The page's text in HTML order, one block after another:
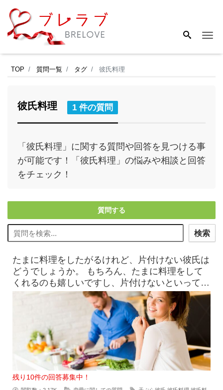
TOP 質問一覧 タグ 彼氏料理
彼氏料理 1 件の質問
「彼氏料理」に関する質問や回答を見つける事
が可能です！「彼氏料理」の悩みや相談と回答
をチェック！
質問する
検索
たまに料理をしたがるけれど、片付けない彼氏は
どうでしょうか。 もちろん、たまに料理をして
くれるのも嬉しいですし、片付けないといっても
野菜の切れっ端や油にま
残り10件の回答募集中！